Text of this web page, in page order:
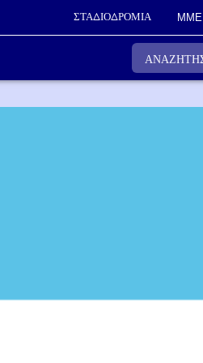
ΣΤΑΔΙΟΔΡΟΜΙΑ ΜΜΕ